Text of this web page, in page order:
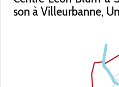
son à Villeurbanne,